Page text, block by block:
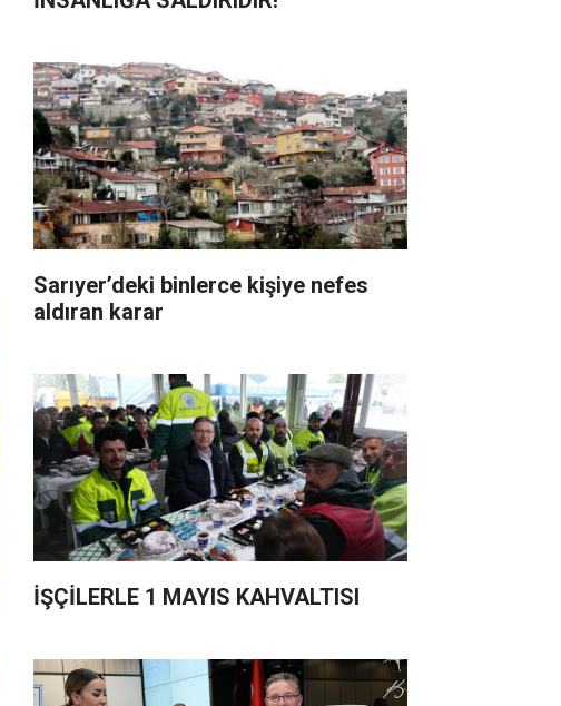
Sarıyer’deki binlerce kişiye nefes
aldıran karar
İŞÇİLERLE 1 MAYIS KAHVALTISI